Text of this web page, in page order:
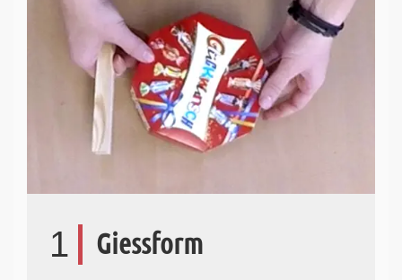
1 Giessform